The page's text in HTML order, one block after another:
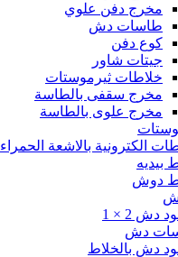
مخرج دفن علوي
طاسات دش
كوع دفن
جيتات شاور
خلاطات ثيرموستات
مخرج سقفى بالطاسة
مخرج علوى بالطاسة
الكترونية بالاشعة الحمراء
بيديه
دوش
دش 2 × 1
دش
دش بالخلاط